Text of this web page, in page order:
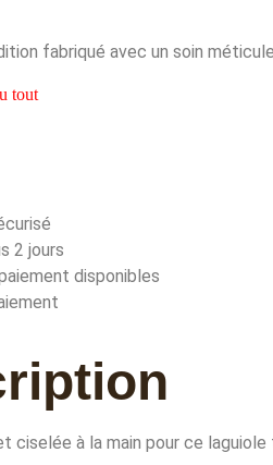
fabriqué avec un soin
tout
2 jours
disponibles
ciselée à la main pour ce